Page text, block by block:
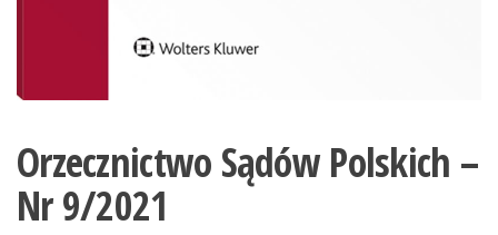
Orzecznictwo Sądów Polskich –
Nr 9/2021